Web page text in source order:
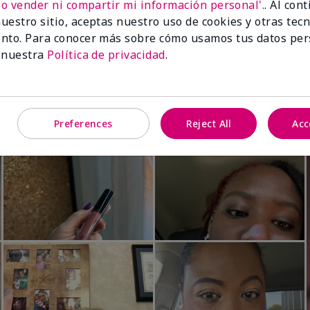
3D Foundation
rosados fríos)
Skinvigorate™ Duo Facial
especial†
$95.00
vender ni compartir mi información personal'.. Al
sitio, aceptas nuestro uso de cookies y otras
Para conocer más sobre cómo usamos tus datos
Política de privacidad.
Preferences Reject All